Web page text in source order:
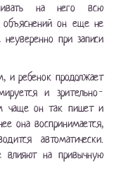
на него всю
объяснений он еще не
при записи
и ребенок продолжает
и зрительно-
чаще он так пишет и
она воспринимается,
автоматически.
влияют на привычную